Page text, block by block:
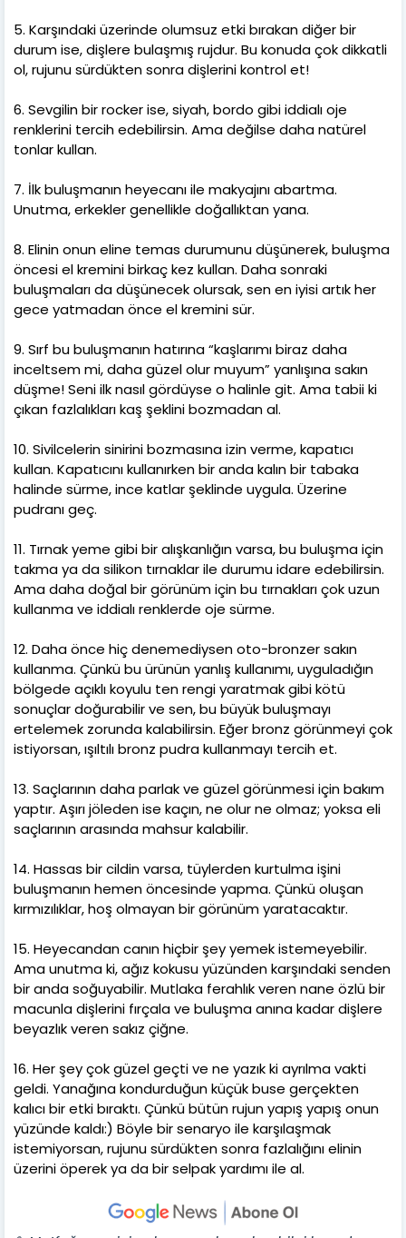
5. Karşındaki üzerinde olumsuz etki bırakan diğer bir
durum ise, dişlere bulaşmış rujdur. Bu konuda çok dikkatli
ol, rujunu sürdükten sonra dişlerini kontrol et!
6. Sevgilin bir rocker ise, siyah, bordo gibi iddialı oje
renklerini tercih edebilirsin. Ama değilse daha natürel
tonlar kullan.
7. İlk buluşmanın heyecanı ile makyajını abartma.
Unutma, erkekler genellikle doğallıktan yana.
8. Elinin onun eline temas durumunu düşünerek, buluşma
öncesi el kremini birkaç kez kullan. Daha sonraki
buluşmaları da düşünecek olursak, sen en iyisi artık her
gece yatmadan önce el kremini sür.
9. Sırf bu buluşmanın hatırına “kaşlarımı biraz daha
inceltsem mi, daha güzel olur muyum” yanlışına sakın
düşme! Seni ilk nasıl gördüyse o halinle git. Ama tabii ki
çıkan fazlalıkları kaş şeklini bozmadan al.
10. Sivilcelerin sinirini bozmasına izin verme, kapatıcı
kullan. Kapatıcını kullanırken bir anda kalın bir tabaka
halinde sürme, ince katlar şeklinde uygula. Üzerine
pudranı geç.
11. Tırnak yeme gibi bir alışkanlığın varsa, bu buluşma için
takma ya da silikon tırnaklar ile durumu idare edebilirsin.
Ama daha doğal bir görünüm için bu tırnakları çok uzun
kullanma ve iddialı renklerde oje sürme.
12. Daha önce hiç denemediysen oto-bronzer sakın
kullanma. Çünkü bu ürünün yanlış kullanımı, uyguladığın
bölgede açıklı koyulu ten rengi yaratmak gibi kötü
sonuçlar doğurabilir ve sen, bu büyük buluşmayı
ertelemek zorunda kalabilirsin. Eğer bronz görünmeyi çok
istiyorsan, ışıltılı bronz pudra kullanmayı tercih et.
13. Saçlarının daha parlak ve güzel görünmesi için bakım
yaptır. Aşırı jöleden ise kaçın, ne olur ne olmaz; yoksa eli
saçlarının arasında mahsur kalabilir.
14. Hassas bir cildin varsa, tüylerden kurtulma işini
buluşmanın hemen öncesinde yapma. Çünkü oluşan
kırmızılıklar, hoş olmayan bir görünüm yaratacaktır.
15. Heyecandan canın hiçbir şey yemek istemeyebilir.
Ama unutma ki, ağız kokusu yüzünden karşındaki senden
bir anda soğuyabilir. Mutlaka ferahlık veren nane özlü bir
macunla dişlerini fırçala ve buluşma anına kadar dişlere
beyazlık veren sakız çiğne.
16. Her şey çok güzel geçti ve ne yazık ki ayrılma vakti
geldi. Yanağına kondurduğun küçük buse gerçekten
kalıcı bir etki bıraktı. Çünkü bütün rujun yapış yapış onun
yüzünde kaldı:) Böyle bir senaryo ile karşılaşmak
istemiyorsan, rujunu sürdükten sonra fazlalığını elinin
üzerini öperek ya da bir selpak yardımı ile al.